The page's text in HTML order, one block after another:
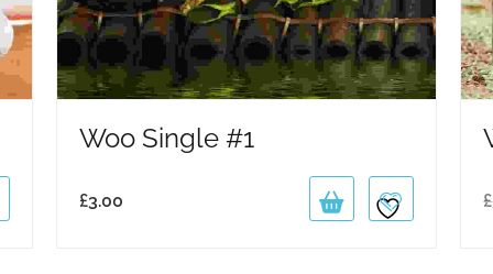
Woo Single #1
£3.00 £